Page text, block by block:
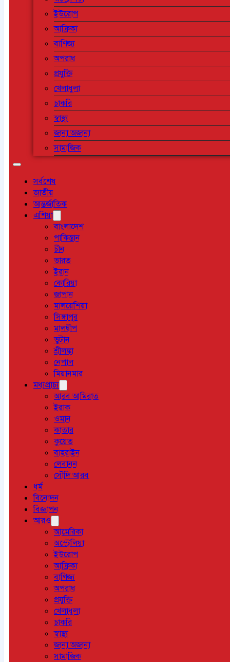
ইউরোপ
আফ্রিকা
বাণিজ্য
অপরাধ
প্রযুক্তি
খেলাধুলা
চাকরি
স্বাস্থ্য
জানা অজানা
সামাজিক
সর্বশেষ
জাতীয়
আন্তর্জাতিক
এশিয়া
বাংলাদেশ
পাকিস্তান
চীন
ভারত
ইরান
কোরিয়া
জাপান
মালয়েশিয়া
সিঙ্গাপুর
মালদ্বীপ
ভুটান
শ্রীলঙ্কা
নেপাল
মিয়ানমার
মধ্যপ্রাচ্য
আরব আমিরাত
ইরাক
ওমান
কাতার
কুয়েত
বাহরাইন
লেবানন
সৌদি আরব
ধর্ম
বিনোদন
বিজ্ঞাপন
আরও
আমেরিকা
অস্ট্রেলিয়া
ইউরোপ
আফ্রিকা
বাণিজ্য
অপরাধ
প্রযুক্তি
খেলাধুলা
চাকরি
স্বাস্থ্য
জানা অজানা
সামাজিক